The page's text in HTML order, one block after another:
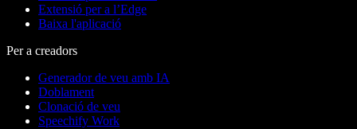
Extensió per a l’Edge
Baixa l'aplicació
Per a creadors
Generador de veu amb IA
Doblament
Clonació de veu
Speechify Work